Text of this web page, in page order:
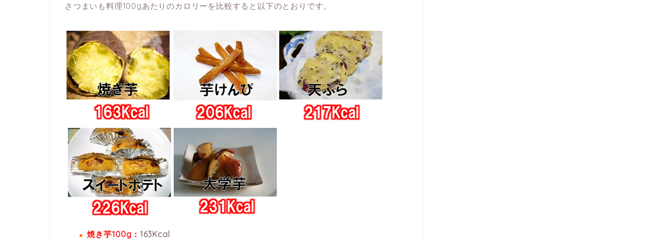
さつまいも料理100gあたりのカロリーを比較すると以下のとおりです。
焼き芋100g： 163Kcal